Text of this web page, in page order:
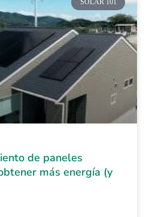
SOLAR 101
de paneles
más energía (y